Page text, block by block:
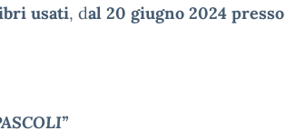
usati, dal 20 giugno 2024 presso